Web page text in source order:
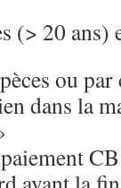
(> 20 ans)
ou par
dans la